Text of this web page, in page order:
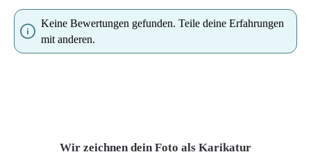
Keine Bewertungen gefunden. Teile deine Erfahrungen
mit anderen.
Wir zeichnen dein Foto als Karikatur